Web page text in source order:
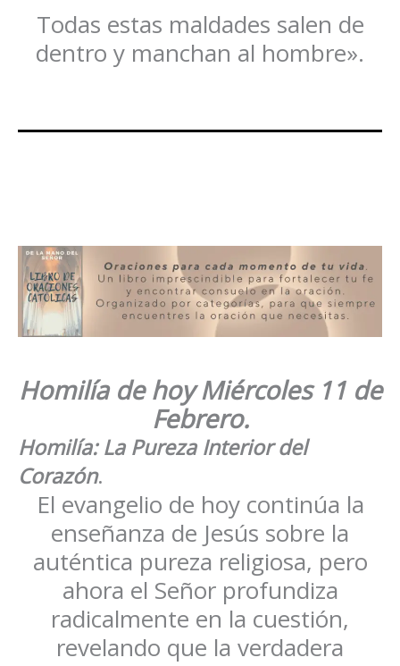
Todas estas maldades salen de
dentro y manchan al hombre».
Homilía de hoyMiércoles 11 de
Febrero.
Homilía: La Pureza Interior del
Corazón.
El evangelio de hoy continúa la
enseñanza de Jesús sobre la
auténtica pureza religiosa, pero
ahora el Señor profundiza
radicalmente en la cuestión,
revelando que la verdadera